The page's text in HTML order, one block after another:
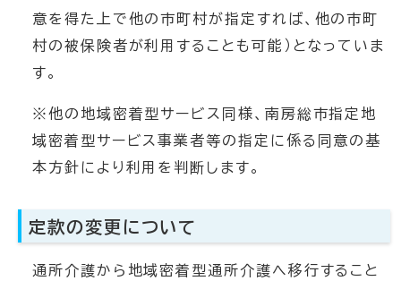
意を得た上で他の市町村が指定すれば、他の市町
村の被保険者が利用することも可能）となっていま
す。
※他の地域密着型サービス同様、南房総市指定地
域密着型サービス事業者等の指定に係る同意の基
本方針により利用を判断します。
定款の変更について
通所介護から地域密着型通所介護へ移行すること